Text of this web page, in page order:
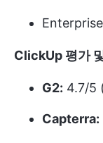
ClickUp 평가
G2: 4.7/5
Capterra: